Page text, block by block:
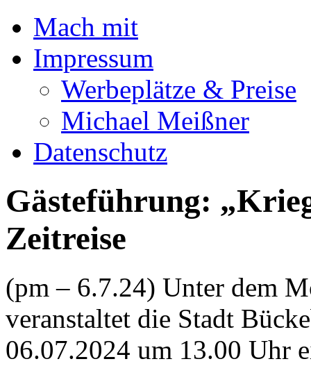
Mach mit
Impressum
Werbeplätze & Preise
Michael Meißner
Datenschutz
Gästeführung:
Zeitreise
(pm – 6.7.24) Unter dem
veranstaltet die Stadt
06.07.2024 um 13.00 Uhr